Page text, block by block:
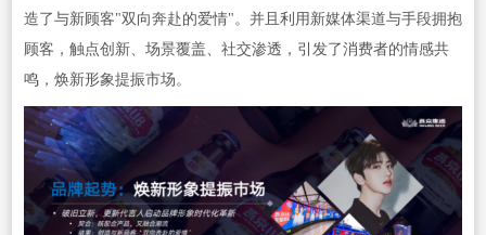
造了与新顾客"双向奔赴的爱情"。并且利用新媒体渠道与手段拥抱
顾客，触点创新、场景覆盖、社交渗透，引发了消费者的情感共
鸣，焕新形象提振市场。